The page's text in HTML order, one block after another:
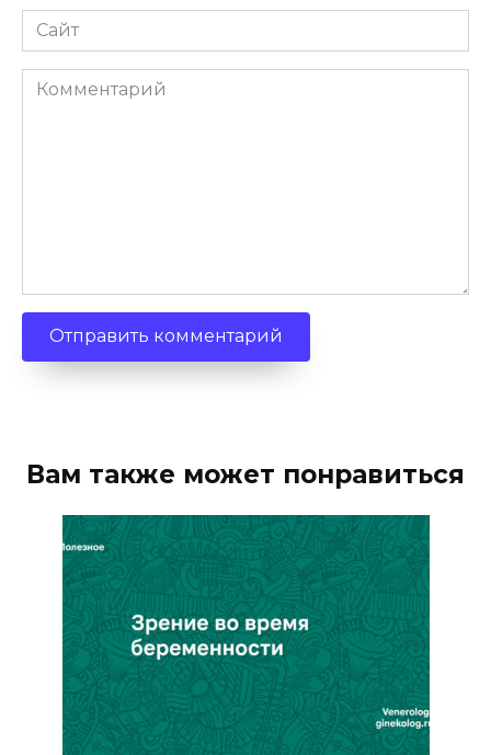
Сайт
Комментарий
Вам также может понравиться